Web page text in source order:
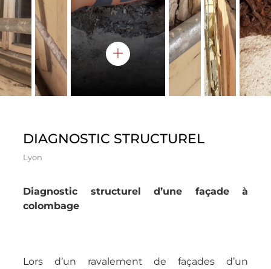
DIAGNOSTIC STRUCTUREL
Lyon
Diagnostic structurel d’une façade à
colombage
Lors d’un ravalement de façades d’un